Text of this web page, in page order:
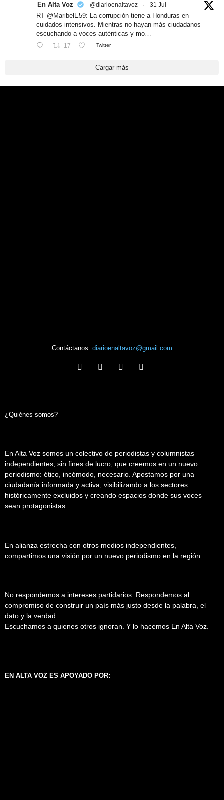
En Alta Voz @diarioenaltavoz · 31 Jul
RT @MaribelE59: La corrupción tiene a Honduras en
cuidados intensivos. Mientras no hayan más ciudadanos
escuchando a voces auténticas y mo…
17 Twitter
Cargar más
Contáctanos: diarioenaltavoz@gmail.com
¿Quiénes somos?
En Alta Voz somos un colectivo de periodistas y columnistas
independientes, sin fines de lucro, que creemos en un nuevo
periodismo: ético, incómodo, necesario. Apostamos por una
ciudadanía informada y activa, visibilizando a los sectores
históricamente excluidos y creando espacios donde sus voces
sean protagonistas.
En alianza estrecha con otros medios independientes,
compartimos una visión por un nuevo periodismo en la región.
No respondemos a intereses partidarios. Respondemos al
compromiso de construir un país más justo desde la palabra, el
dato y la verdad.
Escuchamos a quienes otros ignoran. Y lo hacemos En Alta Voz.
EN ALTA VOZ ES APOYADO POR: